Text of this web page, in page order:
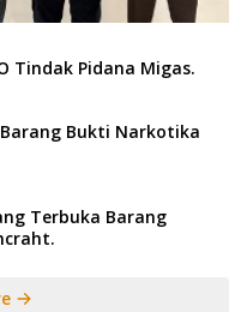
Tindak Pidana Migas.
Bukti Narkotika
Terbuka Barang